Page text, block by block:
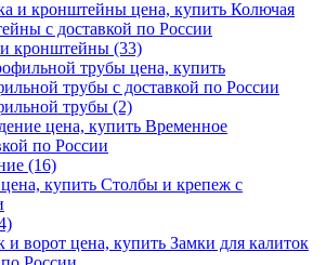
кронштейны (33)
трубы (2)
(16)